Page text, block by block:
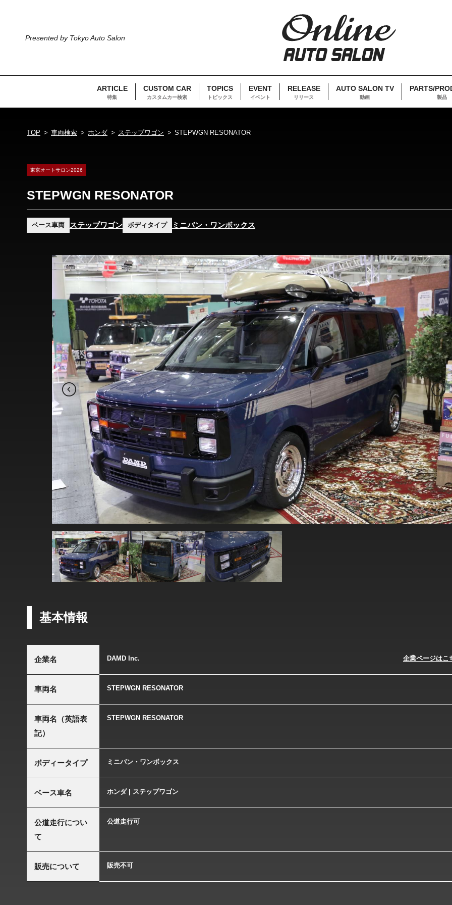
Presented by Tokyo Auto Salon
ARTICLE
特集
CUSTOM CAR
カスタムカー検索
TOPICS
トピックス
EVENT
イベント
RELEASE
リリース
AUTO SALON TV
動画
PARTS/
製品
TOP 車両検索 ホンダ ステップワゴン STEPWGN RESONATOR
東京オートサロン2026
STEPWGN RESONATOR
ベース車両 ステップワゴン ボディタイプ ミニバン・ワンボックス
基本情報
企業名 DAMD Inc. 企業ページはこ
車両名 STEPWGN RESONATOR
車両名（英語表
記）
STEPWGN RESONATOR
ボディータイプ ミニバン・ワンボックス
ベース車名 ホンダ | ステップワゴン
公道走行につい
て
公道走行可
販売について 販売不可